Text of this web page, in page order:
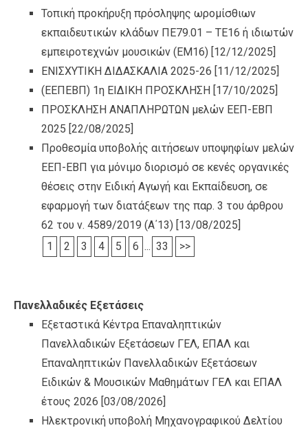
Τοπική προκήρυξη πρόσληψης ωρομίσθιων
εκπαιδευτικών κλάδων ΠΕ79.01 – ΤΕ16 ή ιδιωτών
εμπειροτεχνών μουσικών (ΕΜ16) [12/12/2025]
ΕΝΙΣΧΥΤΙΚΗ ΔΙΔΑΣΚΑΛΙΑ 2025-26 [11/12/2025]
(ΕΕΠΕΒΠ) 1η ΕΙΔΙΚΗ ΠΡΟΣΚΛΗΣΗ [17/10/2025]
ΠΡΟΣΚΛΗΣΗ ΑΝΑΠΛΗΡΩΤΩΝ μελών ΕΕΠ-ΕΒΠ
2025 [22/08/2025]
Προθεσμία υποβολής αιτήσεων υποψηφίων μελών
ΕΕΠ-ΕΒΠ για μόνιμο διορισμό σε κενές οργανικές
θέσεις στην Ειδική Αγωγή και Εκπαίδευση, σε
εφαρμογή των διατάξεων της παρ. 3 του άρθρου
62 του ν. 4589/2019 (Α΄13) [13/08/2025]
1
2 3 4 5 6 ... 33 >>
Πανελλαδικές Εξετάσεις
Εξεταστικά Κέντρα Επαναληπτικών
Πανελλαδικών Εξετάσεων ΓΕΛ, ΕΠΑΛ και
Επαναληπτικών Πανελλαδικών Εξετάσεων
Ειδικών & Μουσικών Μαθημάτων ΓΕΛ και ΕΠΑΛ
έτους 2026 [03/08/2026]
Ηλεκτρονική υποβολή Μηχανογραφικού Δελτίου